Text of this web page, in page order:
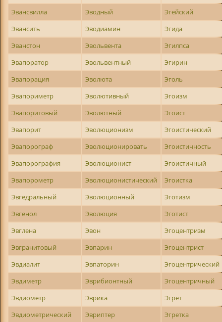
Эвансвилла
Эводный
Эгейский
Эвансить
Эводиамин
Эгида
Эванстон
Эвольвента
Эгилпса
Эвапоратор
Эвольвентный
Эгирин
Эвапорация
Эволюта
Эголь
Эвапориметр
Эволютивный
Эгоизм
Эвапоритовый
Эволютный
Эгоист
Эвапорит
Эволюционизм
Эгоистический
Эвапорограф
Эволюционировать
Эгоистичность
Эвапорография
Эволюционист
Эгоистичный
Эвапорометр
Эволюционистический
Эгоистка
Эвгедральный
Эволюционный
Эготизм
Эвгенол
Эволюция
Эготист
Эвглена
Эвон
Эгоцентризм
Эвгранитовый
Эвпарин
Эгоцентрист
Эвдиалит
Эвпаторин
Эгоцентрический
Эвдиметр
Эврибионтный
Эгоцентричный
Эвдиометр
Эврика
Эгрет
Эвдиометрический
Эвриптер
Эгретка